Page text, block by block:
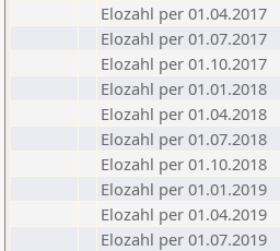
Elozahl per 01.04.2017
Elozahl per 01.07.2017
Elozahl per 01.10.2017
Elozahl per 01.01.2018
Elozahl per 01.04.2018
Elozahl per 01.07.2018
Elozahl per 01.10.2018
Elozahl per 01.01.2019
Elozahl per 01.04.2019
Elozahl per 01.07.2019